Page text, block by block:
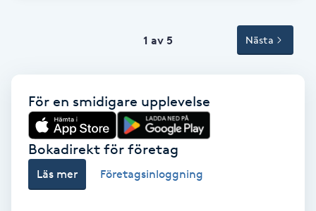
Trådning
Träning
Tvätt & Fön
1 av 5 Nästa
För en smidigare upplevelse
Bokadirekt för företag
Läs mer Företagsinloggning